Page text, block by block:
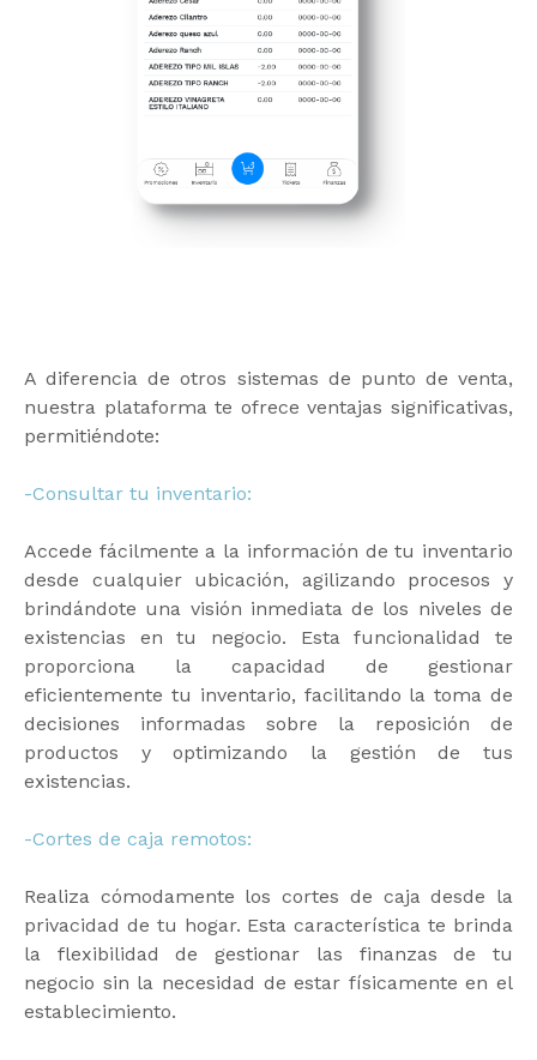
A diferencia de otros sistemas de punto de venta,
nuestra plataforma te ofrece ventajas significativas,
permitiéndote:
-Consultar tu inventario:
Accede fácilmente a la información de tu inventario
desde cualquier ubicación, agilizando procesos y
brindándote una visión inmediata de los niveles de
existencias en tu negocio. Esta funcionalidad te
proporciona la capacidad de gestionar
eficientemente tu inventario, facilitando la toma de
decisiones informadas sobre la reposición de
productos y optimizando la gestión de tus
existencias.
-Cortes de caja remotos:
Realiza cómodamente los cortes de caja desde la
privacidad de tu hogar. Esta característica te brinda
la flexibilidad de gestionar las finanzas de tu
negocio sin la necesidad de estar físicamente en el
establecimiento.